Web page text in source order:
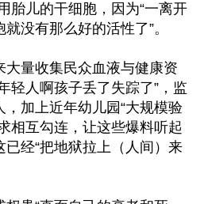
胎儿的干细胞，因为“一离开
没有那么好的活性了”。
大量收集民众血液与健康资
轻人啊孩子丢了失踪了”，监
加上近年幼儿园“大规模验
相互勾连，让这些爆料听起
经“把地狱拉上（人间）来